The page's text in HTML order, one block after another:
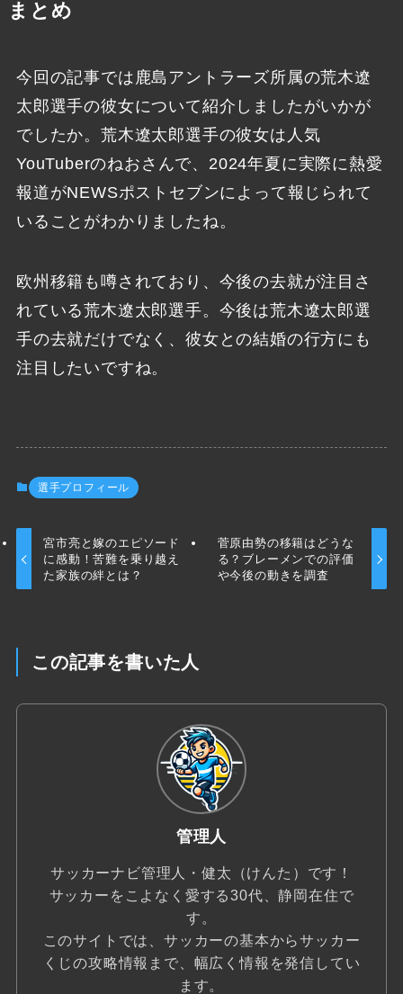
まとめ
今回の記事では鹿島アントラーズ所属の荒木遼
太郎選手の彼女について紹介しましたがいかが
でしたか。荒木遼太郎選手の彼女は人気
YouTuberのねおさんで、2024年夏に実際に熱愛
報道がNEWSポストセブンによって報じられて
いることがわかりましたね。
欧州移籍も噂されており、今後の去就が注目さ
れている荒木遼太郎選手。今後は荒木遼太郎選
手の去就だけでなく、彼女との結婚の行方にも
注目したいですね。
選手プロフィール
宮市亮と嫁のエピソード
に感動！苦難を乗り越え
た家族の絆とは？
菅原由勢の移籍はどうな
る？ブレーメンでの評価
や今後の動きを調査
この記事を書いた人
管理人
サッカーナビ管理人・健太（けんた）です！
サッカーをこよなく愛する30代、静岡在住で
す。
このサイトでは、サッカーの基本からサッカー
くじの攻略情報まで、幅広く情報を発信してい
ます。